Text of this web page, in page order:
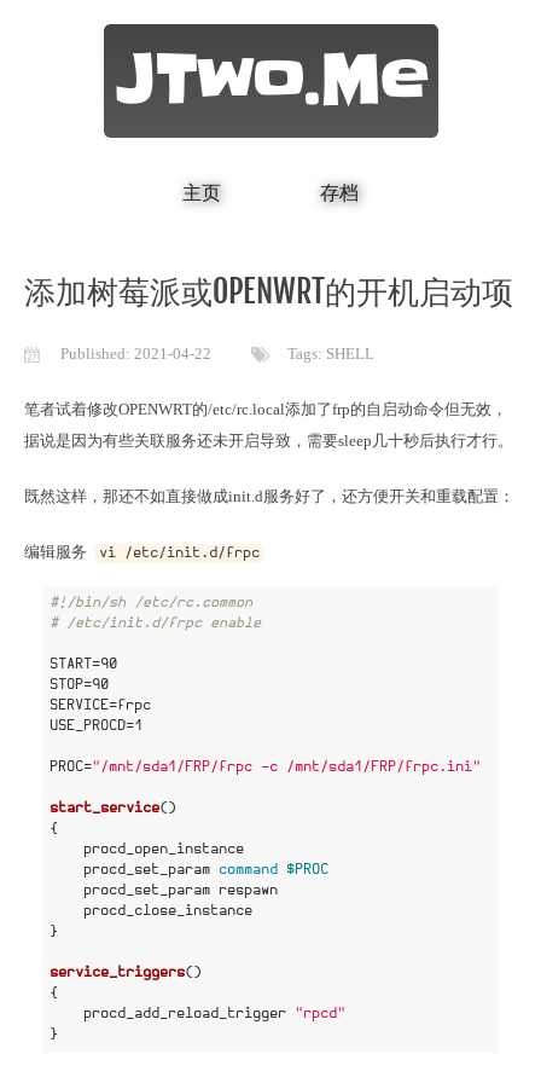
JTwo.Me
主页 存档
添加树莓派或OPENWRT的开机启动项
Published: 2021-04-22 Tags: SHELL
笔者试着修改OPENWRT的/etc/rc.local添加了frp的自启动命令但无效，
据说是因为有些关联服务还未开启导致，需要sleep几十秒后执行才行。
既然这样，那还不如直接做成init.d服务好了，还方便开关和重载配置：
编辑服务 vi /etc/init.d/frpc
#!/bin/sh /etc/rc.common
# /etc/init.d/frpc enable
START=90
STOP=90
SERVICE=frpc
USE_PROCD=1
PROC="/mnt/sda1/FRP/frpc -c /mnt/sda1/FRP/frpc.ini"
start_service()
{
    procd_open_instance
    procd_set_param
command
$PROC
    procd_set_param respawn
    procd_close_instance
}
service_triggers()
{
    procd_add_reload_trigger
"rpcd"